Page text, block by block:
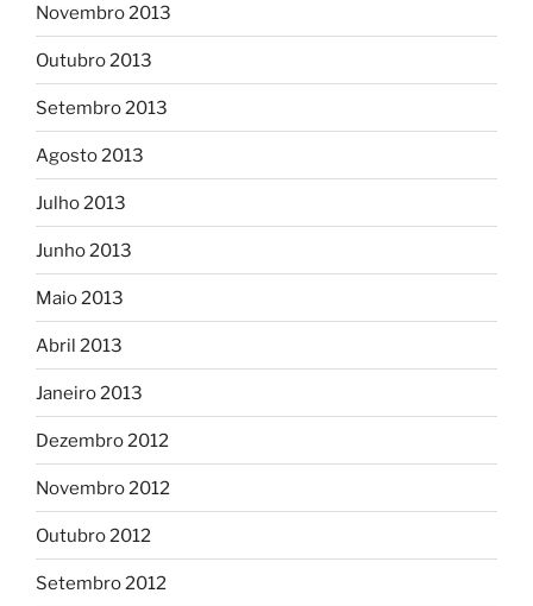
Novembro 2013
Outubro 2013
Setembro 2013
Agosto 2013
Julho 2013
Junho 2013
Maio 2013
Abril 2013
Janeiro 2013
Dezembro 2012
Novembro 2012
Outubro 2012
Setembro 2012